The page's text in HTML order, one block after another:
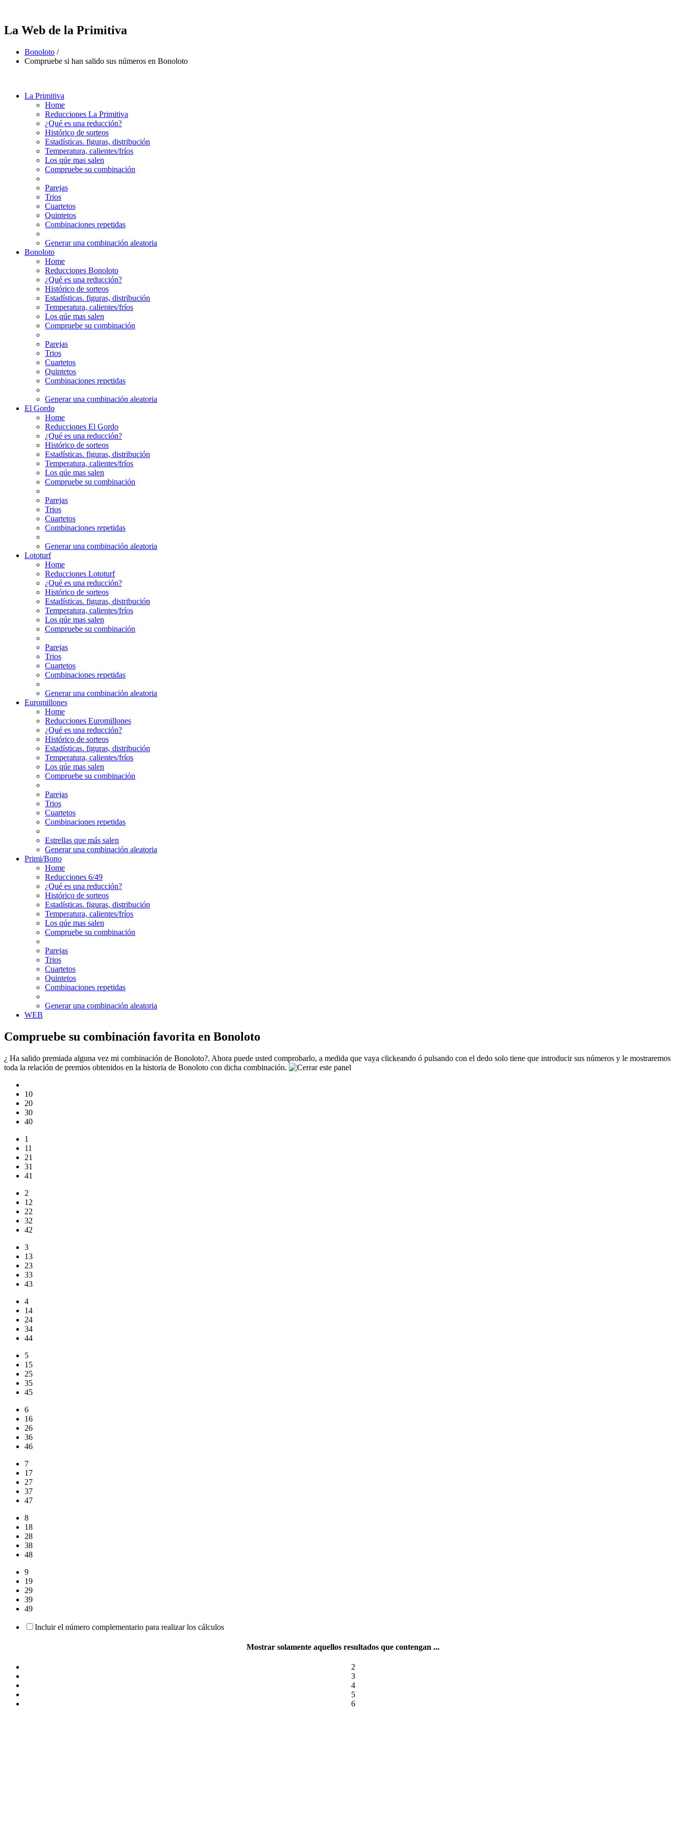
La Web de la Primitiva
Bonoloto /
Compruebe si han salido sus números en Bonoloto
La Primitiva
Home
Reducciones La Primitiva
¿Qué es una reducción?
Histórico de sorteos
Estadísticas. figuras, distribución
Temperatura, calientes/fríos
Los qúe mas salen
Compruebe su combinación
Parejas
Trios
Cuartetos
Quintetos
Combinaciones repetidas
Generar una combinación aleatoria
Bonoloto
Home
Reducciones Bonoloto
¿Qué es una reducción?
Histórico de sorteos
Estadísticas. figuras, distribución
Temperatura, calientes/fríos
Los qúe mas salen
Compruebe su combinación
Parejas
Trios
Cuartetos
Quintetos
Combinaciones repetidas
Generar una combinación aleatoria
El Gordo
Home
Reducciones El Gordo
¿Qué es una reducción?
Histórico de sorteos
Estadísticas. figuras, distribución
Temperatura, calientes/fríos
Los qúe mas salen
Compruebe su combinación
Parejas
Trios
Cuartetos
Combinaciones repetidas
Generar una combinación aleatoria
Lototurf
Home
Reducciones Lototurf
¿Qué es una reducción?
Histórico de sorteos
Estadísticas. figuras, distribución
Temperatura, calientes/fríos
Los qúe mas salen
Compruebe su combinación
Parejas
Trios
Cuartetos
Combinaciones repetidas
Generar una combinación aleatoria
Euromillones
Home
Reducciones Euromillones
¿Qué es una reducción?
Histórico de sorteos
Estadísticas. figuras, distribución
Temperatura, calientes/fríos
Los qúe mas salen
Compruebe su combinación
Parejas
Trios
Cuartetos
Combinaciones repetidas
Estrellas que más salen
Generar una combinación aleatoria
Primi/Bono
Home
Reducciones 6/49
¿Qué es una reducción?
Histórico de sorteos
Estadísticas. figuras, distribución
Temperatura, calientes/fríos
Los qúe mas salen
Compruebe su combinación
Parejas
Trios
Cuartetos
Quintetos
Combinaciones repetidas
Generar una combinación aleatoria
WEB
Compruebe su combinación favorita en Bonoloto
¿ Ha salido premiada alguna vez mi combinación de Bonoloto?. Ahora puede usted comprobarlo, a medida que vaya clickeando ó pulsando con el dedo solo tiene que introducir sus números y le mostraremos
toda la relación de premios obtenidos en la historia de Bonoloto con dicha combinación.
10
20
30
40
1
11
21
31
41
2
12
22
32
42
3
13
23
33
43
4
14
24
34
44
5
15
25
35
45
6
16
26
36
46
7
17
27
37
47
8
18
28
38
48
9
19
29
39
49
Incluir el número complementario para realizar los cálculos
Mostrar solamente aquellos resultados que contengan ...
2
3
4
5
6